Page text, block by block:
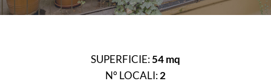
SUPERFICIE:54 mq
N° LOCALI:2